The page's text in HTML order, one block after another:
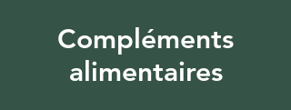
Compléments
alimentaires